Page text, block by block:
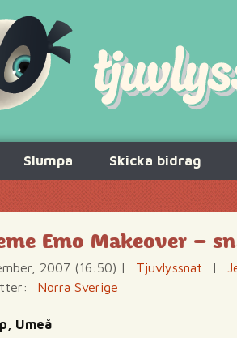
Slumpa Skicka bidrag
Emo Makeover –
2007 (16:50) | Tjuvlyssnat |
Norra Sverige
Umeå